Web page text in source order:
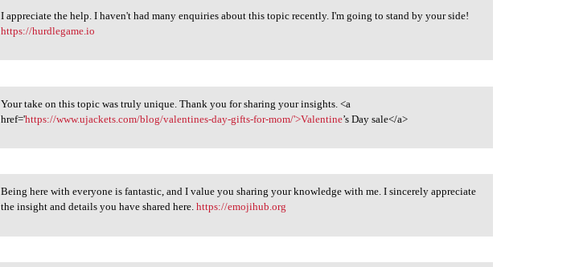
I appreciate the help. I
I appreciate the help. I haven't had many enquiries about this topic recently. I'm going to stand by your side!
https://hurdlegame.io
Your take on this topic was
Your take on this topic was truly unique. Thank you for sharing your insights. <a
href='https://www.ujackets.com/blog/valentines-day-gifts-for-mom/'>Valentine’s Day sale</a>
Being here with everyone is
Being here with everyone is fantastic, and I value you sharing your knowledge with me. I sincerely appreciate
the insight and details you have shared here.https://emojihub.org